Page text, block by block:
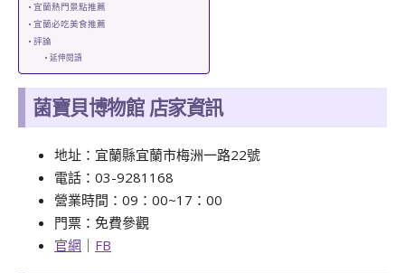
宜蘭熱門景點推薦
宜蘭必吃美食推薦
評論
延伸閱讀
菌寶貝博物館 店家資訊
地址：宜蘭縣宜蘭市梅洲一路22號
電話：03-9281168
營業時間：09：00~17：00
門票：免費參觀
官網 ｜ FB